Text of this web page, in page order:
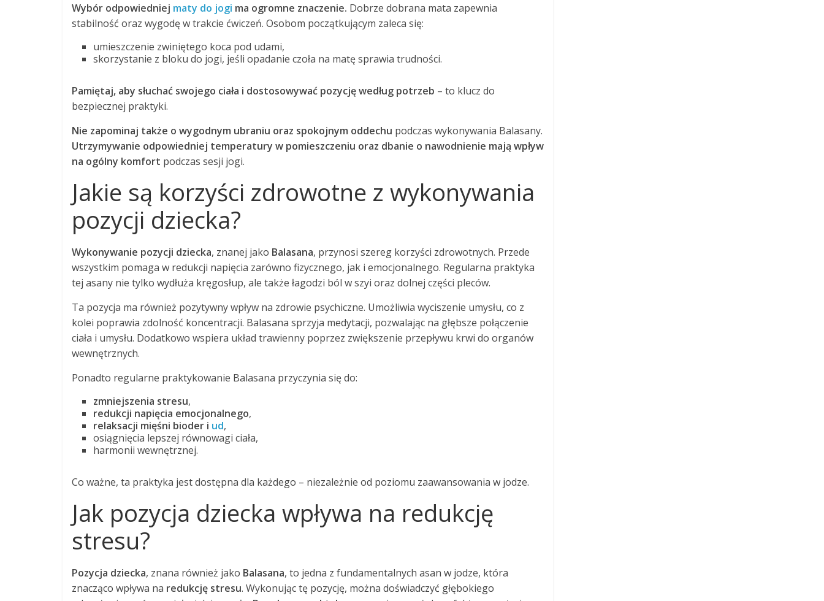
Wybór odpowiedniej maty do jogi ma ogromne znaczenie. Dobrze dobrana mata zapewnia
stabilność oraz wygodę w trakcie ćwiczeń. Osobom początkującym zaleca się:
umieszczenie zwiniętego koca pod udami,
skorzystanie z bloku do jogi, jeśli opadanie czoła na matę sprawia trudności.
Pamiętaj, aby słuchać swojego ciała i dostosowywać pozycję według potrzeb – to klucz do
bezpiecznej praktyki.
Nie zapominaj także o wygodnym ubraniu oraz spokojnym oddechu podczas wykonywania Balasany.
Utrzymywanie odpowiedniej temperatury w pomieszczeniu oraz dbanie o nawodnienie mają wpływ
na ogólny komfort podczas sesji jogi.
Jakie są korzyści zdrowotne z wykonywania
pozycji dziecka?
Wykonywanie pozycji dziecka, znanej jako Balasana, przynosi szereg korzyści zdrowotnych. Przede
wszystkim pomaga w redukcji napięcia zarówno fizycznego, jak i emocjonalnego. Regularna praktyka
tej asany nie tylko wydłuża kręgosłup, ale także łagodzi ból w szyi oraz dolnej części pleców.
Ta pozycja ma również pozytywny wpływ na zdrowie psychiczne. Umożliwia wyciszenie umysłu, co z
kolei poprawia zdolność koncentracji. Balasana sprzyja medytacji, pozwalając na głębsze połączenie
ciała i umysłu. Dodatkowo wspiera układ trawienny poprzez zwiększenie przepływu krwi do organów
wewnętrznych.
Ponadto regularne praktykowanie Balasana przyczynia się do:
zmniejszenia stresu,
redukcji napięcia emocjonalnego,
relaksacji mięśni bioder i ud,
osiągnięcia lepszej równowagi ciała,
harmonii wewnętrznej.
Co ważne, ta praktyka jest dostępna dla każdego – niezależnie od poziomu zaawansowania w jodze.
Jak pozycja dziecka wpływa na redukcję
stresu?
Pozycja dziecka, znana również jako Balasana, to jedna z fundamentalnych asan w jodze, która
znacząco wpływa na redukcję stresu. Wykonując tę pozycję, można doświadczyć głębokiego